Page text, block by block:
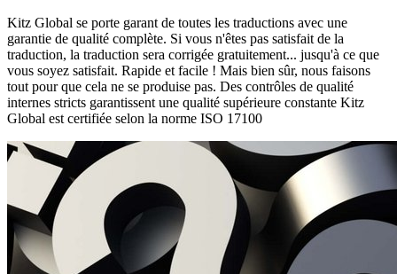
Kitz Global se porte garant de toutes les traductions avec une
garantie de qualité complète. Si vous n'êtes pas satisfait de la
traduction, la traduction sera corrigée gratuitement... jusqu'à ce que
vous soyez satisfait. Rapide et facile ! Mais bien sûr, nous faisons
tout pour que cela ne se produise pas. Des contrôles de qualité
internes stricts garantissent une qualité supérieure constante Kitz
Global est certifiée selon la norme ISO 17100